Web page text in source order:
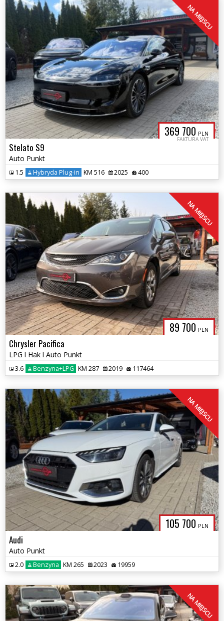
369 700 PLN
FAKTURA VAT
NA MIEJSCU
Stelato S9
Auto Punkt
1.5 Hybryda Plug-in KM 516 2025 400
89 700 PLN
NA MIEJSCU
Chrysler Pacifica
LPG l Hak l Auto Punkt
3.6 Benzyna+LPG KM 287 2019 117464
105 700 PLN
NA MIEJSCU
Audi
Auto Punkt
2.0 Benzyna KM 265 2023 19959
NA MIEJSCU